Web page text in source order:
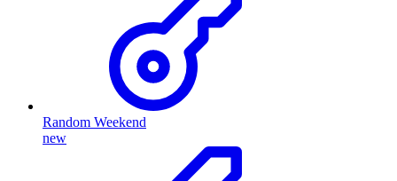
Random Weekend
new